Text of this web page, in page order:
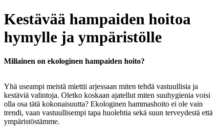
Kestävää hampaiden hoitoa
hymylle ja ympäristölle
Millainen on ekologinen hampaiden hoito?
Yhä useampi meistä miettii arjessaan miten tehdä vastuullisia ja
kestäviä valintoja. Oletko koskaan ajatellut miten suuhygienia voisi
olla osa tätä kokonaisuutta? Ekologinen hammashoito ei ole vain
trendi, vaan vastuullisempi tapa huolehtia sekä suun terveydestä että
ympäristöstämme.